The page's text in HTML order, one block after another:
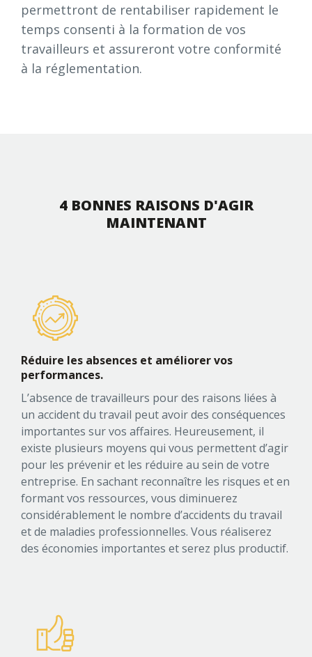
permettront de rentabiliser rapidement le
temps consenti à la formation de vos
travailleurs et assureront votre conformité
à la réglementation.
4 BONNES RAISONS D'AGIR
MAINTENANT
Réduire les absences et améliorervos
performances.
L’absence de travailleurs pour des raisons liées à
un accident du travail peut avoir des conséquences
importantes sur vos affaires. Heureusement, il
existe plusieurs moyens qui vous permettent d’agir
pour les prévenir et les réduire au sein de votre
entreprise. En sachant reconnaître les risques et en
formant vos ressources, vous diminuerez
considérablement le nombre d’accidents du travail
et de maladies professionnelles. Vous réaliserez
des économies importantes et serez plus productif.